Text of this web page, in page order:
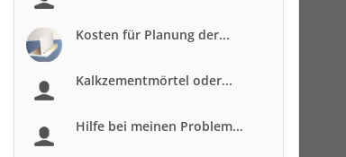
Kosten für Planung der...
Kalkzementmörtel oder...
Hilfe bei meinen Problem...